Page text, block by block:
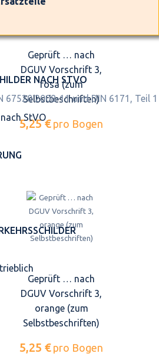
NACH STVO
67520 2008-11 und DIN 6171, Teil 1
StVO
Geprüft … nach
DGUV Vorschrift 3,
rosa (zum
Selbstbeschriften)
5,25 € pro Bogen
Geprüft … nach
DGUV Vorschrift 3,
orange (zum
Selbstbeschriften)
5,25 € pro Bogen